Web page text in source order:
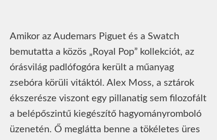
Amikor az Audemars Piguet és a Swatch
bemutatta a közös „Royal Pop” kollekciót, az
órásvilág padlófogóra került a műanyag
zsebóra körüli vitáktól. Alex Moss, a sztárok
ékszerésze viszont egy pillanatig sem filozofált
a belépőszintű kiegészítő hagyományromboló
üzenetén. Ő meglátta benne a tökéletes üres